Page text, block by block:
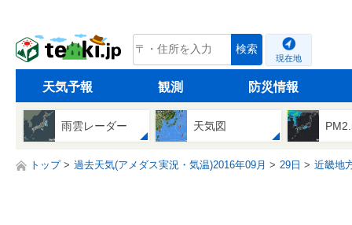
tenki.jp 検索
現在地
天気予報 観測 防災情報
雨雲レーダー 天気図
トップ 過去天気(アメダス実況・気温)2016年09月 29日 近畿地